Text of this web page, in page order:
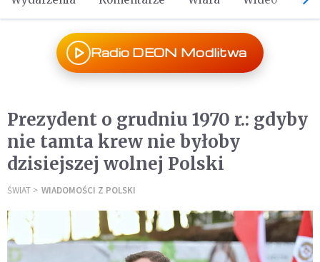
Radio DEON Modlitwa
Prezydent o grudniu 1970 r.: gdyby
nie tamta krew nie byłoby
dzisiejszej wolnej Polski
ŚWIAT WIADOMOŚCI Z POLSKI